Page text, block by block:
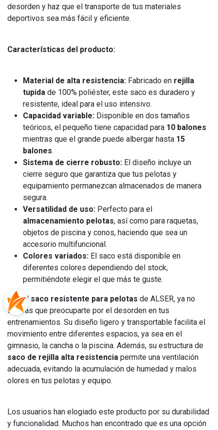
desorden y haz que el transporte de tus materiales
deportivos sea más fácil y eficiente.
Características del producto:
Material de alta resistencia: Fabricado en rejilla
tupida de 100% poliéster, este saco es duradero y
resistente, ideal para el uso intensivo.
Capacidad variable: Disponible en dos tamaños
teóricos, el pequeño tiene capacidad para 10 balones
mientras que el grande puede albergar hasta 15
balones.
Sistema de cierre robusto: El diseño incluye un
cierre seguro que garantiza que tus pelotas y
equipamiento permanezcan almacenados de manera
segura.
Versatilidad de uso: Perfecto para el
almacenamiento pelotas, así como para raquetas,
objetos de piscina y conos, haciendo que sea un
accesorio multifuncional.
Colores variados: El saco está disponible en
diferentes colores dependiendo del stock,
permitiéndote elegir el que más te guste.
Con el saco resistente para pelotas de ALSER, ya no
tendrás que preocuparte por el desorden en tus
entrenamientos. Su diseño ligero y transportable facilita el
movimiento entre diferentes espacios, ya sea en el
gimnasio, la cancha o la piscina. Además, su estructura de
saco de rejilla alta resistencia permite una ventilación
adecuada, evitando la acumulación de humedad y malos
olores en tus pelotas y equipo.
Los usuarios han elogiado este producto por su durabilidad
y funcionalidad. Muchos han encontrado que es una opción